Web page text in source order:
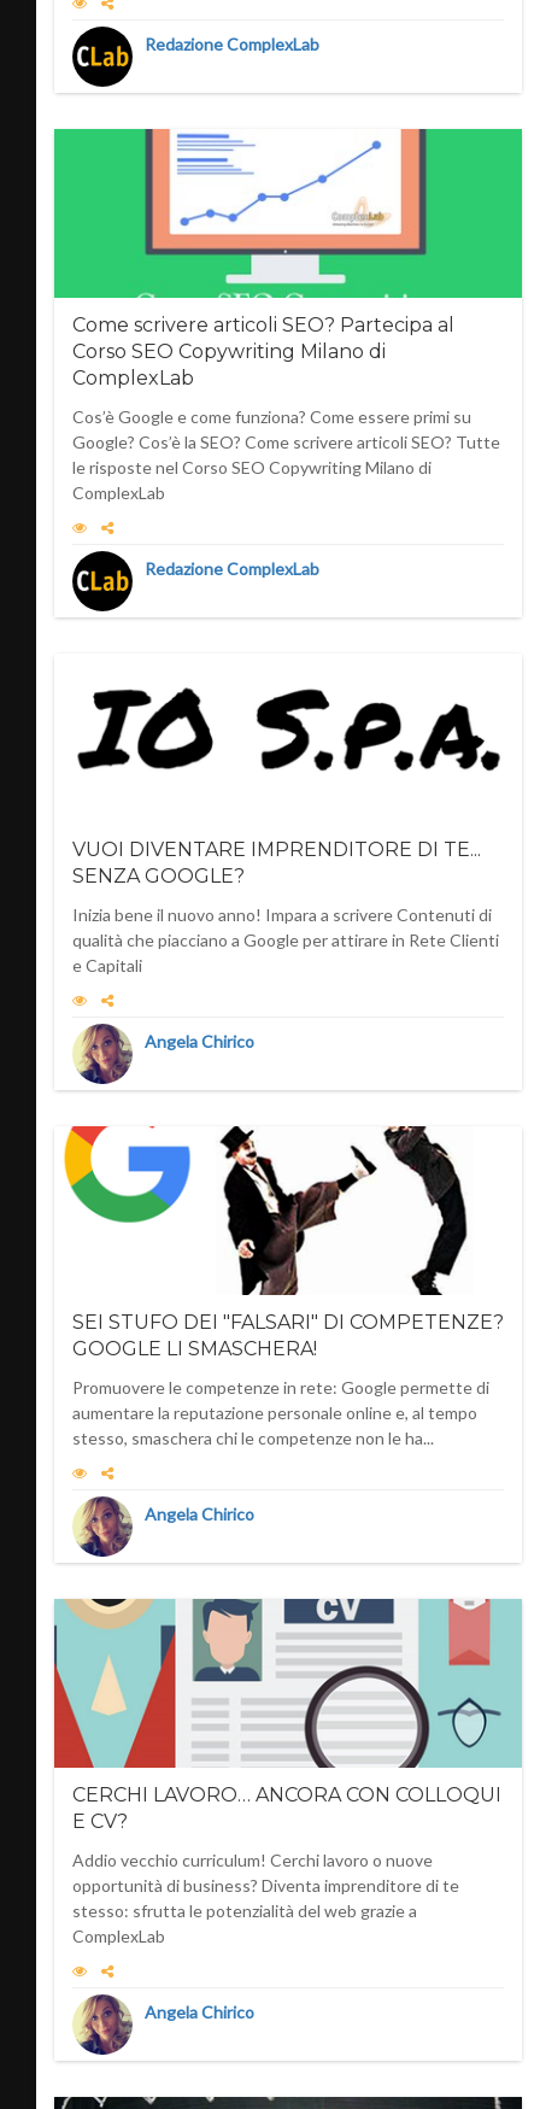
Redazione ComplexLab
Come scrivere articoli SEO? Partecipa al
Corso SEO Copywriting Milano di
ComplexLab
Cos’è Google e come funziona? Come essere primi su
Google? Cos’è la SEO? Come scrivere articoli SEO? Tutte
le risposte nel Corso SEO Copywriting Milano di
ComplexLab
Redazione ComplexLab
VUOI DIVENTARE IMPRENDITORE DI TE...
SENZA GOOGLE?
Inizia bene il nuovo anno! Impara a scrivere Contenuti di
qualità che piacciano a Google per attirare in Rete Clienti
e Capitali
Angela Chirico
SEI STUFO DEI "FALSARI" DI COMPETENZE?
GOOGLE LI SMASCHERA!
Promuovere le competenze in rete: Google permette di
aumentare la reputazione personale online e, al tempo
stesso, smaschera chi le competenze non le ha...
Angela Chirico
CERCHI LAVORO… ANCORA CON COLLOQUI
E CV?
Addio vecchio curriculum! Cerchi lavoro o nuove
opportunità di business? Diventa imprenditore di te
stesso: sfrutta le potenzialità del web grazie a
ComplexLab
Angela Chirico